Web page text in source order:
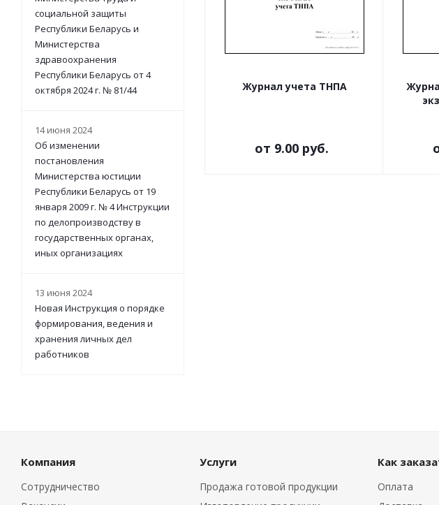
Журнал учета ТНПА
от 9.00 руб.
социальной защиты
Республики Беларусь и
Министерства
здравоохранения
Республики Беларусь от 4
октября 2024 г. № 81/44
14 июня 2024
Об изменении
постановления
Министерства юстиции
Республики Беларусь от 19
января 2009 г. № 4 Инструкции
по делопроизводству в
государственных органах,
иных организациях
13 июня 2024
Новая Инструкция о порядке
формирования, ведения и
хранения личных дел
работников
Компания
Сотрудничество
Услуги
Продажа готовой продукции
Как
Оплата